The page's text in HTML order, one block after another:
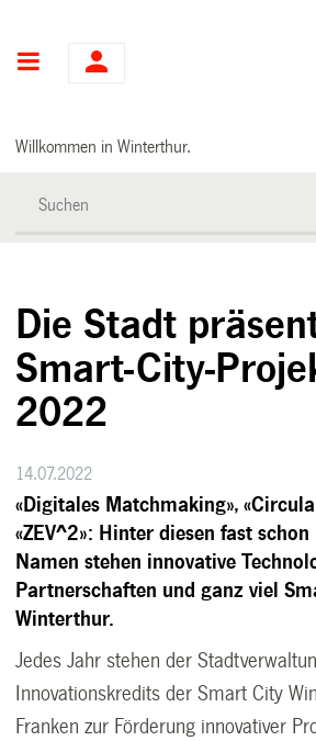
Hauptnavigation
Willkommen in Winterthur.
Die Stadt
Smart-City-
2022
14.07.2022
«Digitales Matchmaking»,
«ZEV^2»: Hinter diesen fast
Namen stehen innovative
Partnerschaften und ganz viel
Winterthur.
Jedes Jahr stehen der
Innovationskredits der Smart City
Franken zur Förderung innovativer